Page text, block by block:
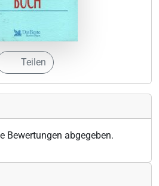
Teilen
Bewertungen abgegeben.